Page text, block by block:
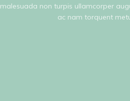
malesuada non turpis ullamcorper
ac nam torquent